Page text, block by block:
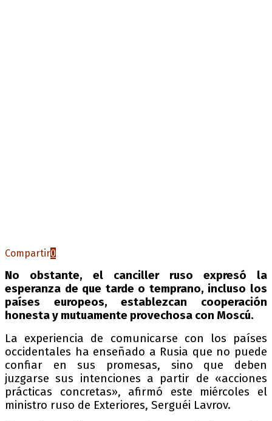
Compartir0
No obstante, el canciller ruso expresó la
esperanza de que tarde o temprano, incluso los
países europeos, establezcan cooperación
honesta y mutuamente provechosa con Moscú.
La experiencia de comunicarse con los países
occidentales ha enseñado a Rusia que no puede
confiar en sus promesas, sino que deben
juzgarse sus intenciones a partir de «acciones
prácticas concretas», afirmó este miércoles el
ministro ruso de Exteriores, Serguéi Lavrov.